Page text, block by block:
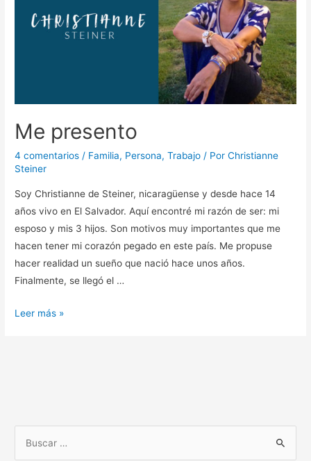
Me presento
4 comentarios / Familia, Persona,Trabajo / PorChristianne
Steiner
Soy Christianne de Steiner, nicaragüense y desde hace 14
años vivo en El Salvador. Aquí encontré mi razón de ser: mi
esposo y mis 3 hijos. Son motivos muy importantes que me
hacen tener mi corazón pegado en este país. Me propuse
hacer realidad un sueño que nació hace unos años.
Finalmente, se llegó el …
Leer más »